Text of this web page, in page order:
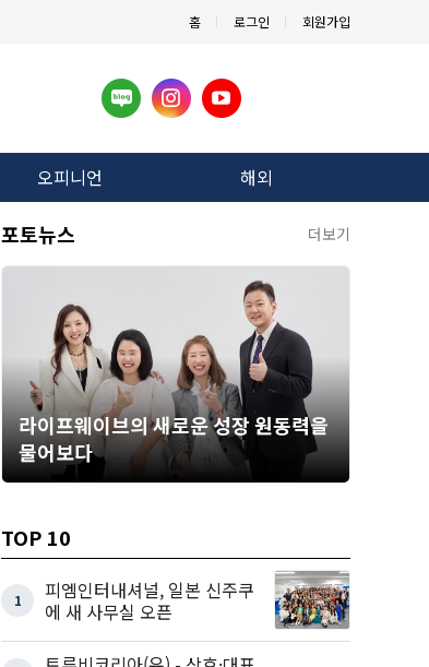
홈 로그인 회원가입
오피니언 해외
포토뉴스 더보기
라이프웨이브의 새로운 성장 원동력을
물어보다
TOP 10
1
피엠인터내셔널, 일본 신주쿠
에 새 사무실 오픈